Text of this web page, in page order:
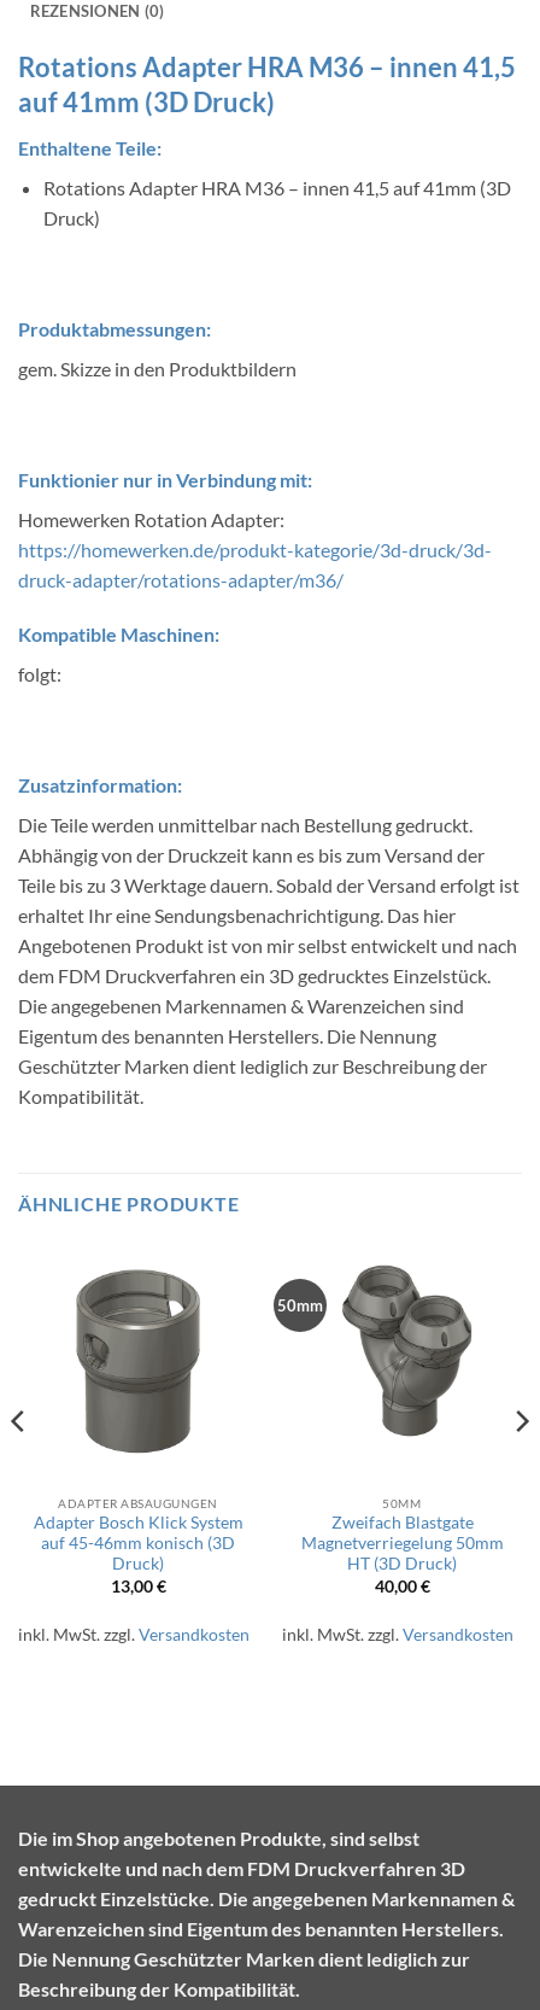
REZENSIONEN (0)
Rotations Adapter HRA M36 – innen 41,5
auf 41mm (3D Druck)
Enthaltene Teile:
Rotations Adapter HRA M36 – innen 41,5 auf 41mm (3D
Druck)
Produktabmessungen:
gem. Skizze in den Produktbildern
Funktionier nur in Verbindung mit:
Homewerken Rotation Adapter:
https://homewerken.de/produkt-kategorie/3d-druck/3d-
druck-adapter/rotations-adapter/m36/
Kompatible Maschinen:
folgt:
Zusatzinformation:
Die Teile werden unmittelbar nach Bestellung gedruckt.
Abhängig von der Druckzeit kann es bis zum Versand der
Teile bis zu 3 Werktage dauern. Sobald der Versand erfolgt ist
erhaltet Ihr eine Sendungsbenachrichtigung. Das hier
Angebotenen Produkt ist von mir selbst entwickelt und nach
dem FDM Druckverfahren ein 3D gedrucktes Einzelstück.
Die angegebenen Markennamen & Warenzeichen sind
Eigentum des benannten Herstellers. Die Nennung
Geschützter Marken dient lediglich zur Beschreibung der
Kompatibilität.
ÄHNLICHE PRODUKTE
ADAPTER ABSAUGUNGEN
Adapter Bosch Klick System
auf 45-46mm konisch (3D
Druck)
13,00€
inkl. MwSt.zzgl.Versandkosten
50mm
50MM
Zweifach Blastgate
Magnetverriegelung 50mm
HT (3D Druck)
40,00€
inkl. MwSt.zzgl.Versandkosten
Die im Shop angebotenen Produkte, sind selbst
entwickelte und nach dem FDM Druckverfahren 3D
gedruckt Einzelstücke. Die angegebenen Markennamen &
Warenzeichen sind Eigentum des benannten Herstellers.
Die Nennung Geschützter Marken dient lediglich zur
Beschreibung der Kompatibilität.